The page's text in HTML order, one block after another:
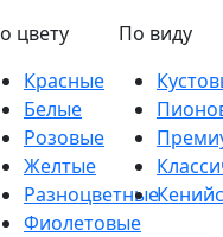
цвету
Красные
Белые
Розовые
Желтые
Разноцветные
Фиолетовые
По виду